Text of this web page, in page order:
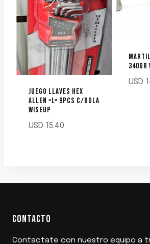
JUEGO LLAVES HEX
ALLEN «L» 9PCS C/BOLA
WISEUP
USD 15.40
340GR
USD
CONTACTO
Contactate con nuestro equipo a